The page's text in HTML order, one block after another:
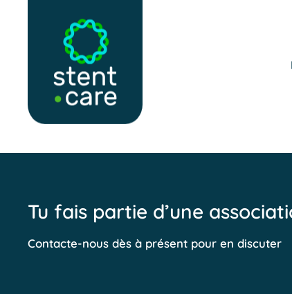
Tu fais partie d’une
Contacte-nous dès à présent pour en discuter